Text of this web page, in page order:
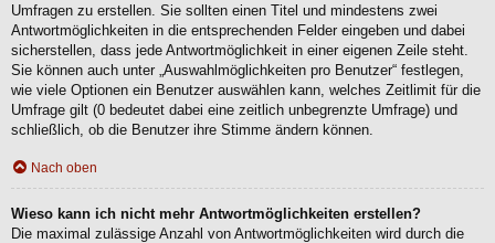
Umfragen zu erstellen. Sie sollten einen Titel und mindestens zwei
Antwortmöglichkeiten in die entsprechenden Felder eingeben und dabei
sicherstellen, dass jede Antwortmöglichkeit in einer eigenen Zeile steht.
Sie können auch unter „Auswahlmöglichkeiten pro Benutzer“ festlegen,
wie viele Optionen ein Benutzer auswählen kann, welches Zeitlimit für die
Umfrage gilt (0 bedeutet dabei eine zeitlich unbegrenzte Umfrage) und
schließlich, ob die Benutzer ihre Stimme ändern können.
Nach oben
Wieso kann ich nicht mehr Antwortmöglichkeiten erstellen?
Die maximal zulässige Anzahl von Antwortmöglichkeiten wird durch die